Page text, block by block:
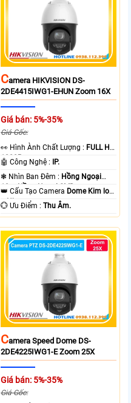
CAmera HIKVISION DS-
2DE4415IWG1-EHUN Zoom 16X
Giá bán: 5%-35%
Giá Gốc:
️👀 Hình Ành Chất Lượng : FULL HD
1080P .
🤖️ Công Nghệ :
IP.
❃ Nhìn Ban Đêm : Hồng Ngoại
10m Hồng Ngoại SMD.
👑 Cấu Tạo Camera Dome Kim loại
+ Nhựa.
️💮 Ưu Điểm :Thu Âm.
CAmera Speed Dome DS-
2DE4225IWG1-E Zoom 25X
Giá bán: 5%-35%
Giá Gốc: